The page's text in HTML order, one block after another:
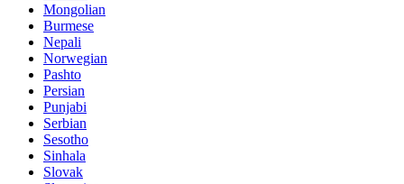
Mongolian
Burmese
Nepali
Norwegian
Pashto
Persian
Punjabi
Serbian
Sesotho
Sinhala
Slovak